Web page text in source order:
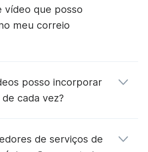
vídeo que posso
meu correio
posso incorporar
cada vez?
de serviços de